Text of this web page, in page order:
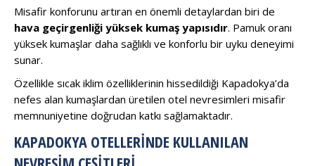
Misafir konforunu artıran en önemli detaylardan biri de
hava geçirgenliği yüksek kumaş yapısıdır. Pamuk oranı
yüksek kumaşlar daha sağlıklı ve konforlu bir uyku deneyimi
sunar.
Özellikle sıcak iklim özelliklerinin hissedildiği Kapadokya’da
nefes alan kumaşlardan üretilen otel nevresimleri misafir
memnuniyetine doğrudan katkı sağlamaktadır.
KAPADOKYA OTELLERINDE KULLANILAN